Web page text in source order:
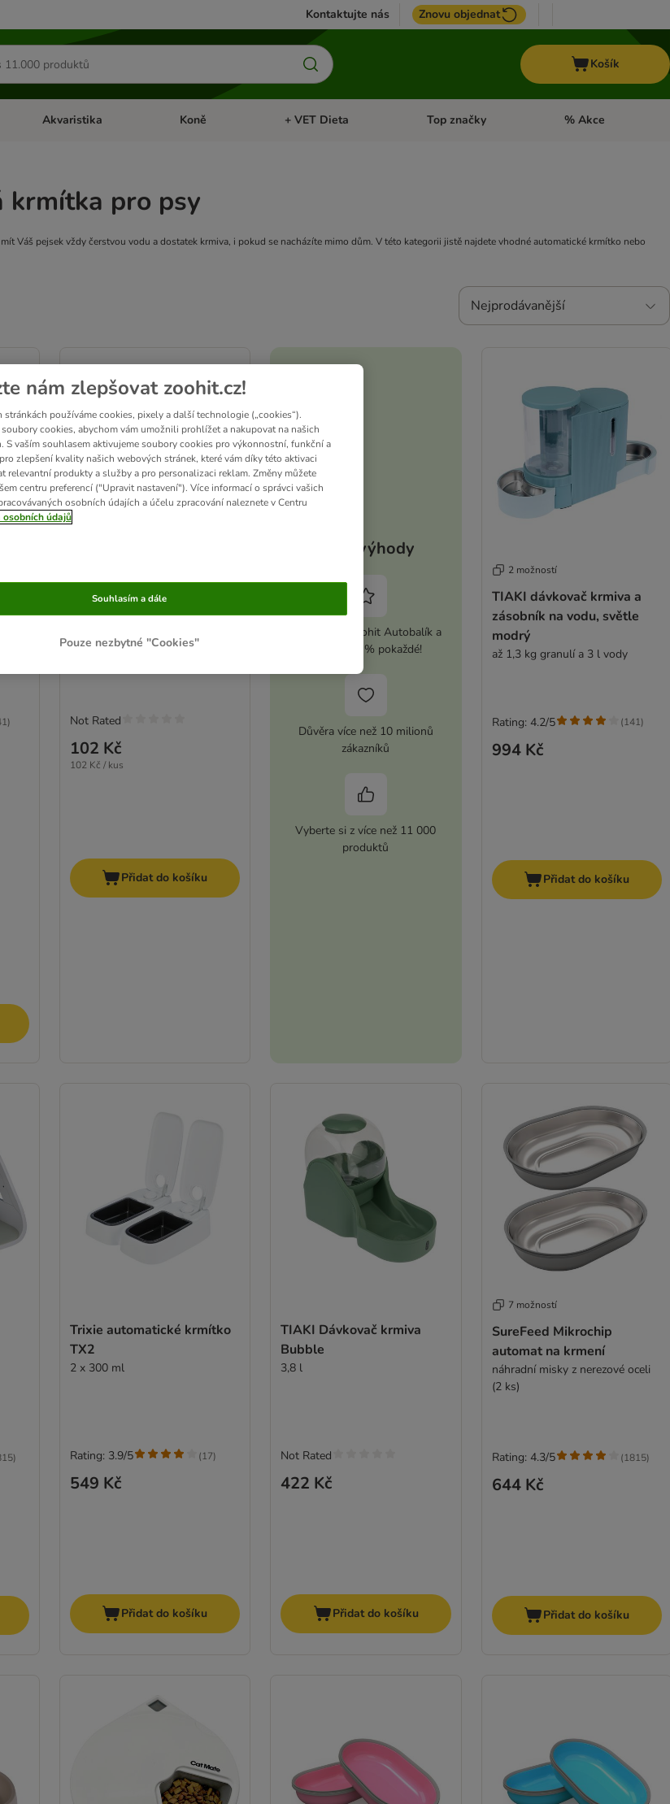
Kontaktujte nás Znovu objednat
Košík
zvířata
Otevřít menu: Ptáci
Akvaristika Otevřít menu: Akvaristika
Koně Otevřít menu: Koně
+ VET Dieta Otevřít menu: + VET Dieta
Top značky Otevřít menu: Top
% Akce
krmítka pro psy
Váš pejsek vždy čerstvou vodu a dostatek krmiva, i pokud se nacházíte mimo dům. V této kategorii jistě najdete vhodné automatické krmítko nebo
Nejprodávanější
)
zooplus Basics dávkovač
krmiva
102 Kč
102 Kč / kus
Not Rated
Přidat do košíku
Vaše výhody
Aktivujte si zoohit Autobalík a
ušetřete 5 % pokaždé!
Důvěra více než 10 milionů
zákazníků
Vyberte si z více než 11 000
produktů
2 možností
TIAKI dávkovač krmiva a
zásobník na vodu, světle
modrý
až 1,3 kg granulí a 3 l vody
994 Kč
Rating: 4.2/5 (141)
Přidat do košíku
)
Trixie automatické krmítko
TX2
2 x 300 ml
549 Kč
Rating: 3.9/5 (17)
Přidat do košíku
TIAKI Dávkovač krmiva
Bubble
3,8 l
422 Kč
Not Rated
Přidat do košíku
7 možností
SureFeed Mikrochip
automat na krmení
náhradní misky z nerezové oceli
(2 ks)
644 Kč
Rating: 4.3/5 (1815)
Přidat do košíku
nám zlepšovat zoohit.cz!
stránkách používáme cookies, pixely a další technologie („cookies“).
cookies, abychom vám umožnili prohlížet a nakupovat na našich
S vaším souhlasem aktivujeme soubory cookies pro výkonnostní, funkční a
zlepšení kvality našich webových stránek, které vám díky této aktivaci
relevantní produkty a služby a pro personalizaci reklam. Změny můžete
centru preferencí ("Upravit nastavení"). Více informací o správci vašich
osobních údajích a účelu zpracování naleznete v Centru
osobních údajů
Pouze nezbytné "Cookies"
Souhlasím a dále